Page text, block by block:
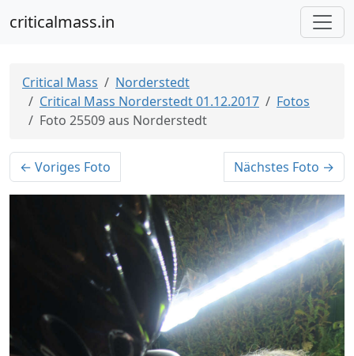
criticalmass.in
Critical Mass
Norderstedt
Critical Mass Norderstedt 01.12.2017
Fotos
Foto 25509 aus Norderstedt
← Voriges Foto Nächstes Foto →